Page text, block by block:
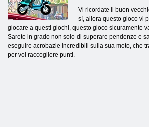
Vi ricordate il buon
sì, allora questo gioco vi
giocare a questi giochi, questo gioco sicuramente
Sarete in grado non solo di superare pendenze e
eseguire acrobazie incredibili sulla sua moto, che
per voi raccogliere punti.